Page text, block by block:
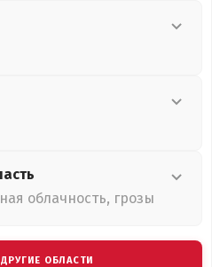
облачность, грозы
ОБЛАСТИ